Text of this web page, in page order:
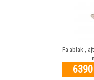
Fa ablak-,